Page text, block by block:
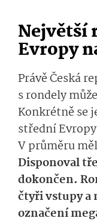
Největší
Evropy
Právě Česká
s rondely
Konkrétně se
střední
V průměru
Disponoval
dokončen.
čtyři vstupy a
označení